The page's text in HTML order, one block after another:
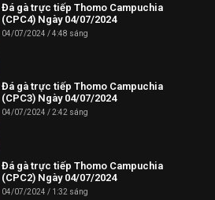
Đá gà trực tiếp Thomo Campuchia
(CPC4) Ngày 04/07/2024
04/07/2024 4:48 sáng
Đá gà trực tiếp Thomo Campuchia
(CPC3) Ngày 04/07/2024
04/07/2024 2:42 sáng
Đá gà trực tiếp Thomo Campuchia
(CPC2) Ngày 04/07/2024
04/07/2024 1:32 sáng